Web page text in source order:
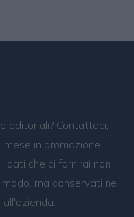
editoriali? Contattaci,
mese in promozione
dati che ci fornirai non
ma conservati nel